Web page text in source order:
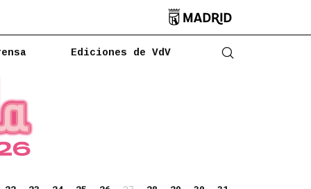

Ediciones de VdV Abrir